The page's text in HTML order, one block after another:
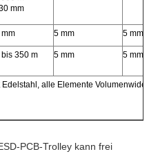
mm
5 mm 5 mm
350 m
5 mm 5 mm
alle Elemente
PCB-Trolley kann frei